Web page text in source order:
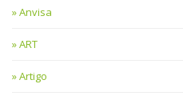
Anvisa
ART
Artigo